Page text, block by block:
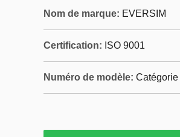
Nom de marque: EVERSIM
Certification: ISO 9001
Numéro de modèle: Catégorie